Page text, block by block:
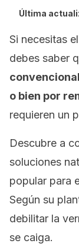
Última
Si necesitas
debes saber
o bien por
requieren un
Descubre a
soluciones
popular para
Según su
debilitar la
se caiga.